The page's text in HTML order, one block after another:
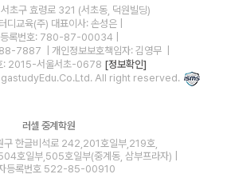
초구 효령로 321 (서초동, 덕원빌딩)
디교육(주) 대표이사: 손성은 |
등록번호: 780-87-00034
7887
| 개인정보보호책임자: 김영무
: 2015-서울서초-0678 [정보확인]
All right reserved.
러셀 중계학원
구 한글비석로 242,201호일부,219호,
호일부,505호일부(중계동, 삼부프라자) |
등록번호 522-85-00910